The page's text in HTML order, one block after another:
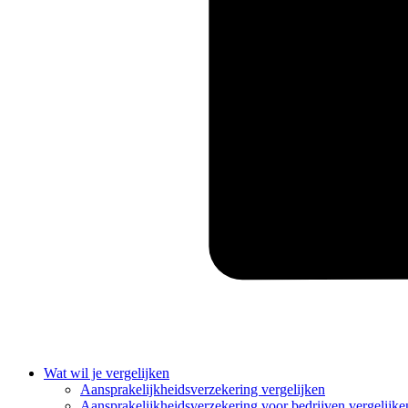
Wat wil je vergelijken
Aansprakelijkheidsverzekering vergelijken